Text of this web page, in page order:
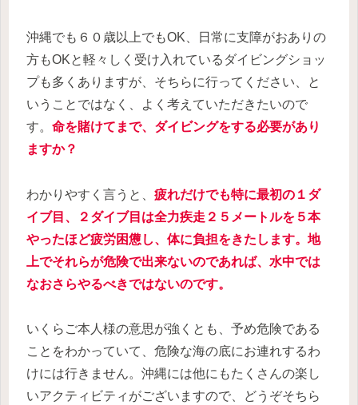
沖縄でも６０歳以上でもOK、日常に支障がおありの
方もOKと軽々しく受け入れているダイビングショッ
プも多くありますが、そちらに行ってください、と
いうことではなく、よく考えていただきたいので
す。 命を賭けてまで、ダイビングをする必要があり
ますか？
わかりやすく言うと、 疲れだけでも特に最初の１ダ
イブ目、２ダイブ目は全力疾走２５メートルを５本
やったほど疲労困憊し、体に負担をきたします。地
上でそれらが危険で出来ないのであれば、水中では
なおさらやるべきではないのです。
いくらご本人様の意思が強くとも、予め危険である
ことをわかっていて、危険な海の底にお連れするわ
けには行きません。沖縄には他にもたくさんの楽し
いアクティビティがございますので、どうぞそちら